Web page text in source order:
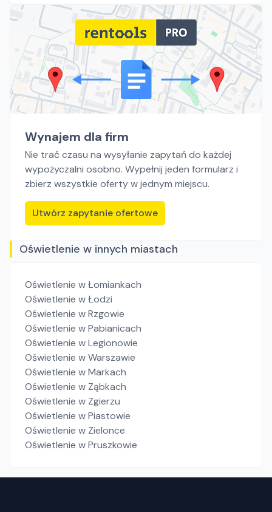
Wynajem dla firm
Nie trać czasu na wysyłanie zapytań do każdej
wypożyczalni osobno. Wypełnij jeden formularz i
zbierz wszystkie oferty w jednym miejscu.
Utwórz zapytanie ofertowe
Oświetlenie w innych miastach
Oświetlenie w Łomiankach
Oświetlenie w Łodzi
Oświetlenie w Rzgowie
Oświetlenie w Pabianicach
Oświetlenie w Legionowie
Oświetlenie w Warszawie
Oświetlenie w Markach
Oświetlenie w Ząbkach
Oświetlenie w Zgierzu
Oświetlenie w Piastowie
Oświetlenie w Zielonce
Oświetlenie w Pruszkowie